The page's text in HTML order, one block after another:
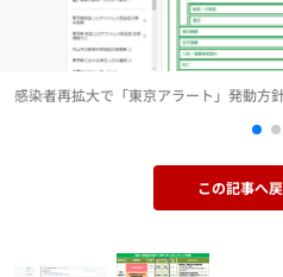
感染者再拡大で「東京アラート」発動方
この記事へ